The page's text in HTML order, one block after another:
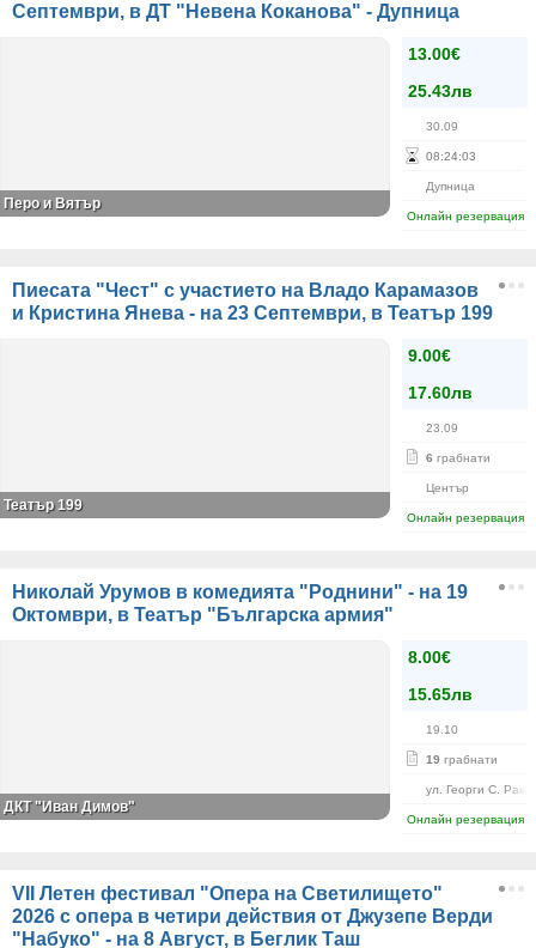
Септември, в ДТ "Невена Коканова" - Дупница
13.00€
25.43лв
30.09
08:24:03
Дупница
Онлайн резервация
Перо и Вятър
Пиесата "Чест" с участието на Владо Карамазов
и Кристина Янева - на 23 Септември, в Театър 199
9.00€
17.60лв
23.09
6 грабнати
Център
Онлайн резервация
Театър 199
Николай Урумов в комедията "Роднини" - на 19
Октомври, в Театър "Българска армия"
8.00€
15.65лв
19.10
19 грабнати
ул. Георги С.
Онлайн резервация
ДКТ "Иван Димов"
VII Летен фестивал "Опера на Светилището"
2026 с опера в четири действия от Джузепе Верди
"Набуко" - на 8 Август, в Беглик Таш